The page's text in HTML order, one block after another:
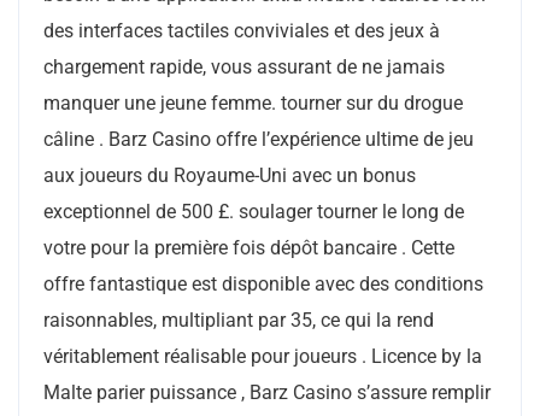
des interfaces tactiles conviviales et des jeux à
chargement rapide, vous assurant de ne jamais
manquer une jeune femme. tourner sur du drogue
câline . Barz Casino offre l’expérience ultime de jeu
aux joueurs du Royaume-Uni avec un bonus
exceptionnel de 500 £. soulager tourner le long de
votre pour la première fois dépôt bancaire . Cette
offre fantastique est disponible avec des conditions
raisonnables, multipliant par 35, ce qui la rend
véritablement réalisable pour joueurs . Licence by la
Malte parier puissance , Barz Casino s’assure remplir